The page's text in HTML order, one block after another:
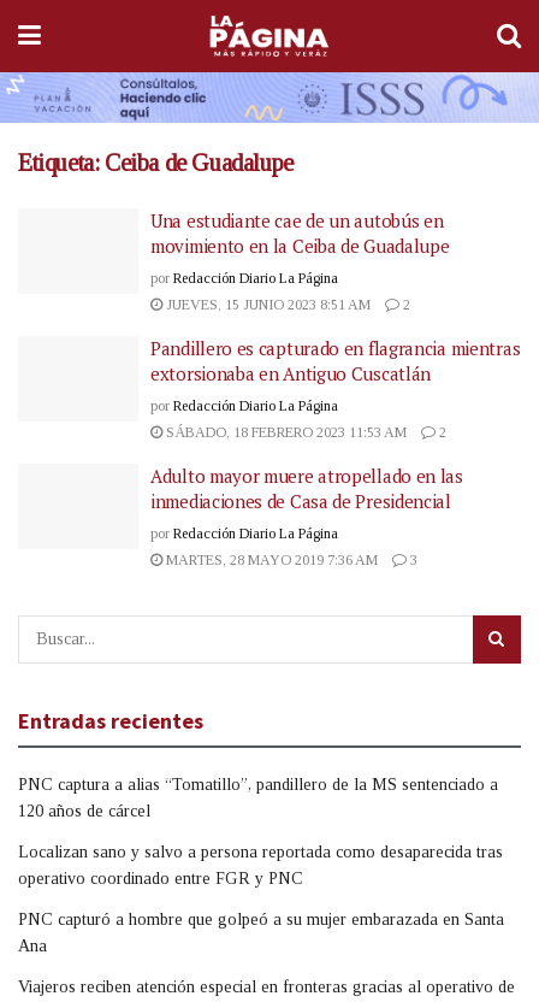
Etiqueta: Ceiba de Guadalupe
Una estudiante cae de un autobús en
movimiento en la Ceiba de Guadalupe
por Redacción Diario La Página
JUEVES, 15 JUNIO 2023 8:51 AM
2
Pandillero es capturado en flagrancia mientras
extorsionaba en Antiguo Cuscatlán
por Redacción Diario La Página
SÁBADO, 18 FEBRERO 2023 11:53 AM
2
Adulto mayor muere atropellado en las
inmediaciones de Casa de Presidencial
por Redacción Diario La Página
MARTES, 28 MAYO 2019 7:36 AM
3
Entradas recientes
PNC captura a alias “Tomatillo”, pandillero de la MS sentenciado a
120 años de cárcel
Localizan sano y salvo a persona reportada como desaparecida tras
operativo coordinado entre FGR y PNC
PNC capturó a hombre que golpeó a su mujer embarazada en Santa
Ana
Viajeros reciben atención especial en fronteras gracias al operativo de